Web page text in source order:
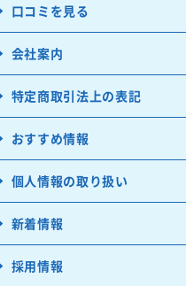
口コミを見る
会社案内
特定商取引法上の表記
おすすめ情報
個人情報の取り扱い
新着情報
採用情報